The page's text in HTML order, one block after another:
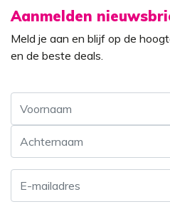
Aanmelden
Meld je aan en blijf op de
en de beste deals.
Voornaam
mailadres*